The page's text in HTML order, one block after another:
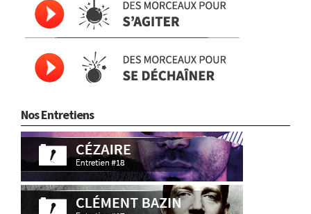
Nos Entretiens